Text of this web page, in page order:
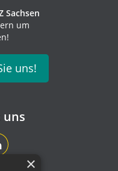
Sachsen
um
uns!
uns
×